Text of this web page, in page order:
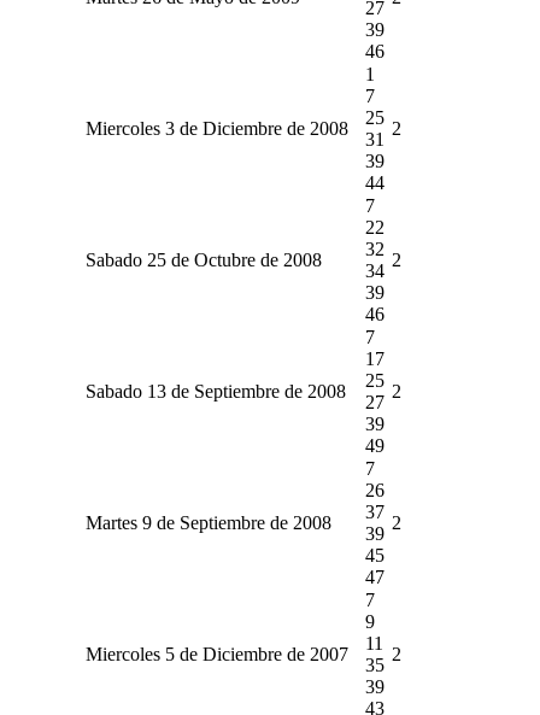
27
39
46
Miercoles 3 de Diciembre de 2008
1
7
25
31
39
44
2
Sabado 25 de Octubre de 2008
7
22
32
34
39
46
2
Sabado 13 de Septiembre de 2008
7
17
25
27
39
49
2
Martes 9 de Septiembre de 2008
7
26
37
39
45
47
2
Miercoles 5 de Diciembre de 2007
7
9
11
35
39
43
2